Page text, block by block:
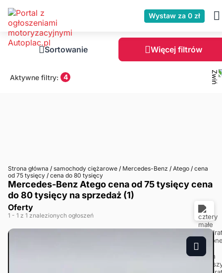
Wystaw za 0 zł
Sortowanie Więcej filtrów
Aktywne filtry: 4
Strona główna / samochody ciężarowe / Mercedes-Benz / Atego / cena
od 75 tysięcy / cena do 80 tysięcy
Mercedes-Benz Atego cena od 75 tysięcy cena
do 80 tysięcy na sprzedaż (1)
Oferty
1 - 1 z 1 znalezionych ogłoszeń